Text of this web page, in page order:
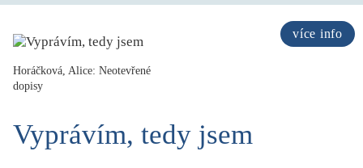
více info
SPISOVATELÉ
LITERATURY
PŘEHLED
Horáčková, Alice: Neotevřené
dopisy
Vyprávím, tedy jsem